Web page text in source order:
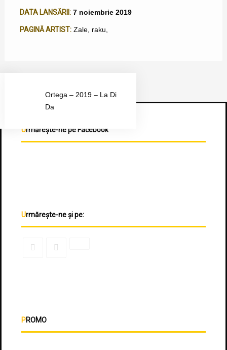
DATA LANSĂRII: 7 noiembrie 2019
PAGINĂ ARTIST: Zale, raku
Ortega – 2019 – La Di
Da
Urmărește-ne pe Facebook
Urmărește-ne și pe:
PROMO